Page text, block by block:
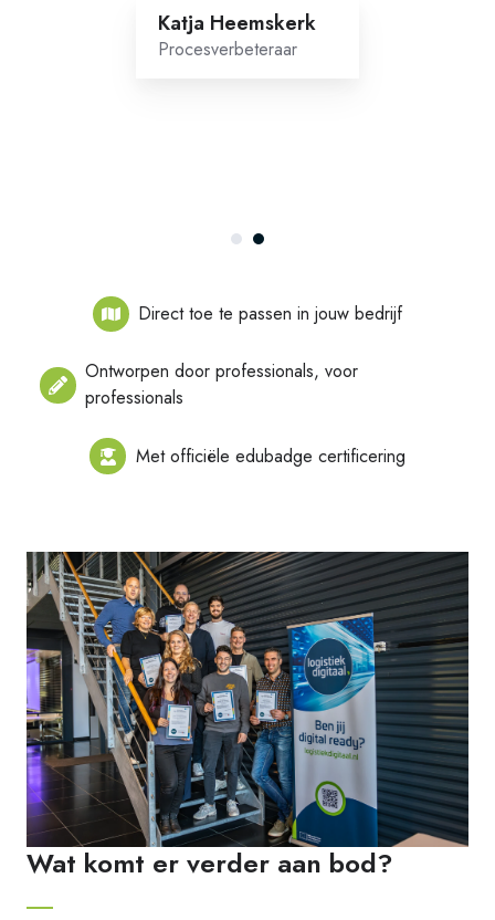
Katja Heemskerk
Procesverbeteraar
Direct toe te passen in jouw bedrijf
Ontworpen door professionals, voor
professionals
Met officiële edubadge certificering
Wat komt er verder aan bod?